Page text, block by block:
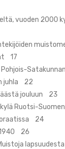
vuoden 2000
17
Pohjois-
juhla 22
jouluun 23
Ruotsi-
24
1940 26